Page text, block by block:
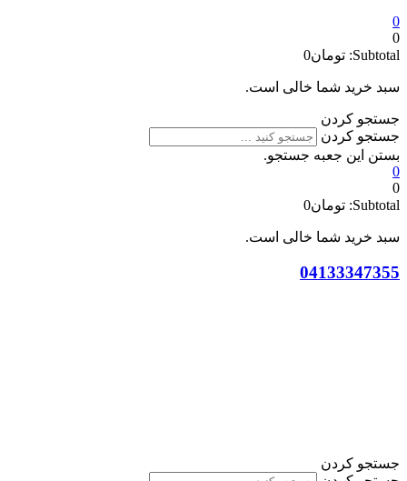
0
0
Subtotal: تومان0
سبد خرید شما خالی است.
جستجو کردن
جستجو کردن
بستن این جعبه جستجو.
0
0
Subtotal: تومان0
سبد خرید شما خالی است.
04133347355
جستجو کردن